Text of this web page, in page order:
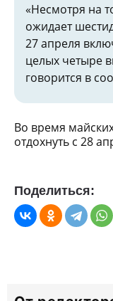
«Несмотря на
ожидает
27 апреля
целых четыре
говорится в
Во время
отдохнуть с 28
Поделиться: